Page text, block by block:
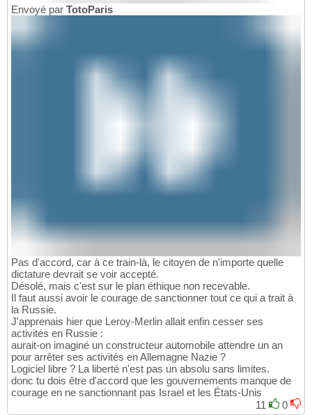
Envoyé par TotoParis
Pas d'accord, car à ce train-là, le citoyen de n'importe quelle
dictature devrait se voir accepté.
Désolé, mais c'est sur le plan éthique non recevable.
Il faut aussi avoir le courage de sanctionner tout ce qui a trait à
la Russie.
J'apprenais hier que Leroy-Merlin allait enfin cesser ses
activités en Russie :
aurait-on imaginé un constructeur automobile attendre un an
pour arrêter ses activités en Allemagne Nazie ?
Logiciel libre ? La liberté n'est pas un absolu sans limites.
donc tu dois être d'accord que les gouvernements manque de
courage en ne sanctionnant pas Israel et les États-Unis
11
0